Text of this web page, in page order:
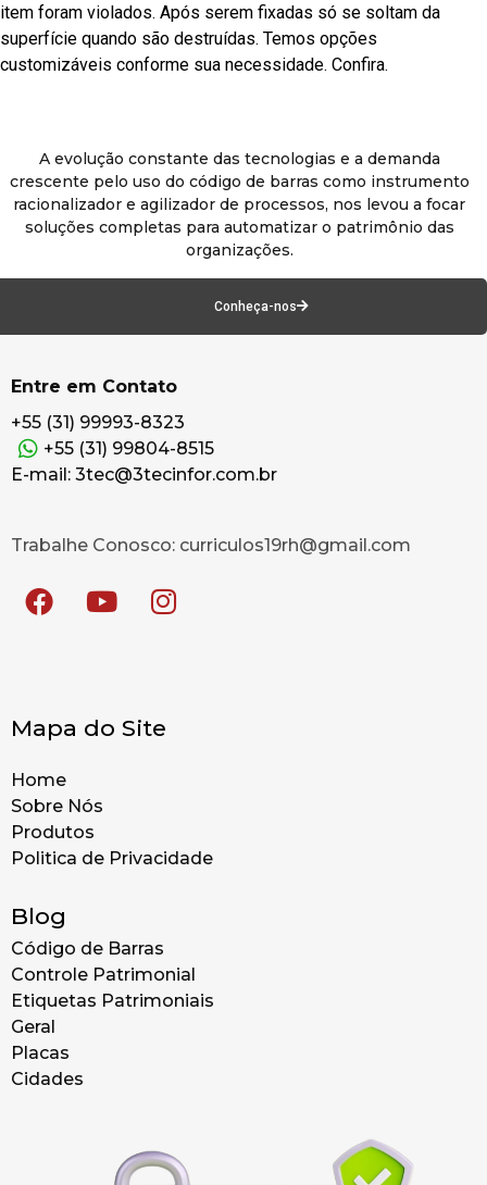
item foram violados. Após serem fixadas só se soltam da
superfície quando são destruídas. Temos opções
customizáveis conforme sua necessidade. Confira.
A evolução constante das tecnologias e a demanda
crescente pelo uso do código de barras como instrumento
racionalizador e agilizador de processos, nos levou a focar
soluções completas para automatizar o patrimônio das
organizações.
Conheça-nos
Entre em Contato
+55 (31) 99993-8323
+55 (31) 99804-8515
E-mail: 3tec@3tecinfor.com.br
Trabalhe Conosco: curriculos19rh@gmail.com
Mapa do Site
Home
Sobre Nós
Produtos
Politica de Privacidade
Blog
Código de Barras
Controle Patrimonial
Etiquetas Patrimoniais
Geral
Placas
Cidades